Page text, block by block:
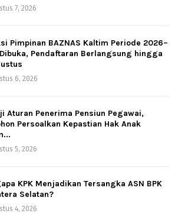
7, 2026
Pimpinan BAZNAS Kaltim Periode 2026–
Pendaftaran Berlangsung hingga
6, 2026
Aturan Penerima Pensiun Pegawai,
Persoalkan Kepastian Hak Anak
5, 2026
KPK Menjadikan Tersangka ASN BPK
Selatan?
4, 2026